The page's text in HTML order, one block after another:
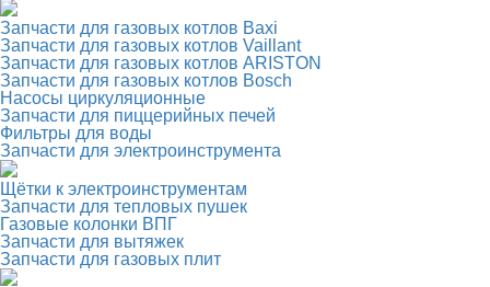
Запчасти для газовых котлов Baxi
Запчасти для газовых котлов Vaillant
Запчасти для газовых котлов ARISTON
Запчасти для газовых котлов Bosch
Насосы циркуляционные
Запчасти для пиццерийных печей
Фильтры для воды
Запчасти для электроинструмента
Щётки к электроинструментам
Запчасти для тепловых пушек
Газовые колонки ВПГ
Запчасти для вытяжек
Запчасти для газовых плит